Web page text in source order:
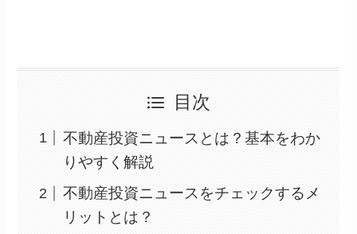
目次
不動産投資ニュースとは？基本をわか
りやすく解説
不動産投資ニュースをチェックするメ
リットとは？